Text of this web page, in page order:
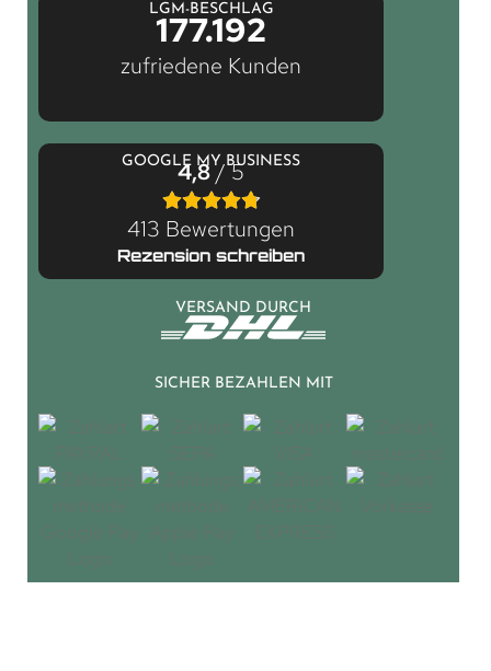
LGM-BESCHLAG
177.192
zufriedene Kunden
GOOGLE MY BUSINESS
4,8/ 5
413 Bewertungen
Rezension schreiben
VERSAND DURCH
SICHER BEZAHLEN MIT